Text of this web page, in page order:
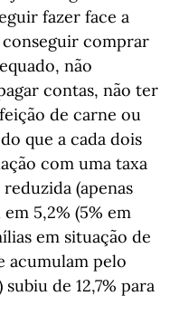
fazer face a
conseguir comprar
não
contas, não ter
de carne ou
que a cada dois
com uma taxa
(apenas
5,2% (5% em
em situação de
acumulam pelo
de 12,7% para